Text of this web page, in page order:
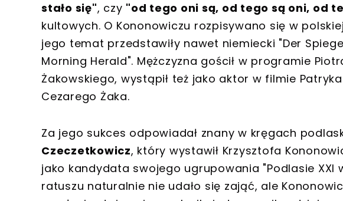
stało się", czy "od tego oni są, od tego są oni, od
kultowych. O Kononowiczu rozpisywano się w
jego temat przedstawiły nawet niemiecki "Der
Morning Herald". Mężczyzna gościł w programie
Żakowskiego, wystąpił też jako aktor w filmie
Cezarego Żaka.
Za jego sukces odpowiadał znany w kręgach
Czeczetkowicz, który wystawił Krzysztofa
jako kandydata swojego ugrupowania "Podlasie XXI
ratuszu naturalnie nie udało się zająć, ale